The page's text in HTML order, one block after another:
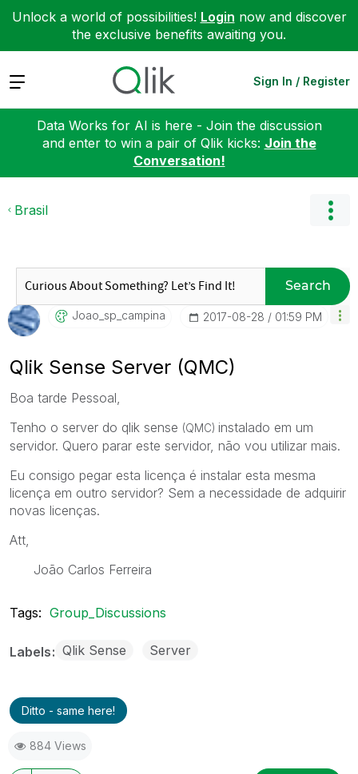
Unlock a world of possibilities! Login now and discover
the exclusive benefits awaiting you.
Expand Sign In / Register
Data Works for AI is here - Join the discussion
and enter to win a pair of Qlik kicks: Join the
Conversation!
Brasil
Search
Joao_sp_campina ‎2017-08-28 01:59 PM
Qlik Sense Server (QMC)
Boa tarde Pessoal,
Tenho o server do qlik sense (QMC) instalado em um
servidor. Quero parar este servidor, não vou utilizar mais.
Eu consigo pegar esta licença é instalar esta mesma
licença em outro servidor? Sem a necessidade de adquirir
novas licenças.
Att,
João Carlos Ferreira
Tags: Group_Discussions
Labels Qlik Sense Server
Ditto - same here!
884 Views